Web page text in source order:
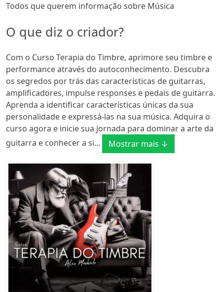
Todos que querem informação sobre Música
O que diz o criador?
Com o Curso Terapia do Timbre, aprimore seu timbre e
performance através do autoconhecimento. Descubra
os segredos por trás das características de guitarras,
amplificadores, impulse responses e pedais de guitarra.
Aprenda a identificar características únicas da sua
personalidade e expressá-las na sua música. Adquira o
curso agora e inicie sua jornada para dominar a arte da
guitarra e conhecer a si...
Mostrar mais ↓